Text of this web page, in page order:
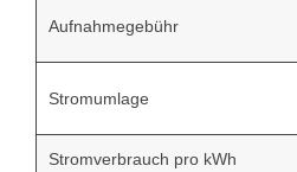
Aufnahmegebühr
Stromumlage
Stromverbrauch pro kWh